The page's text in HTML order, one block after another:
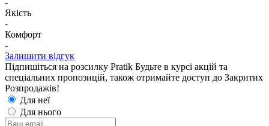
Якість
-
Комфорт
-
Залишити відгук
Підпишіться на розсилку Pratik Будьте в курсі акцій та
спеціальних пропозицій, також отримайте доступ до Закритих
Розпродажiв!
Для неї
Для нього